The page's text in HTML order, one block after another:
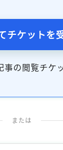
チケットを
事の閲覧チケ
または